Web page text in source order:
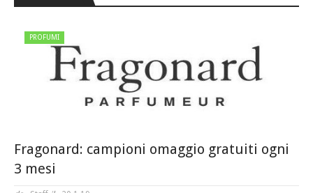
PROFUMI
Fragonard: campioni omaggio gratuiti ogni
3 mesi